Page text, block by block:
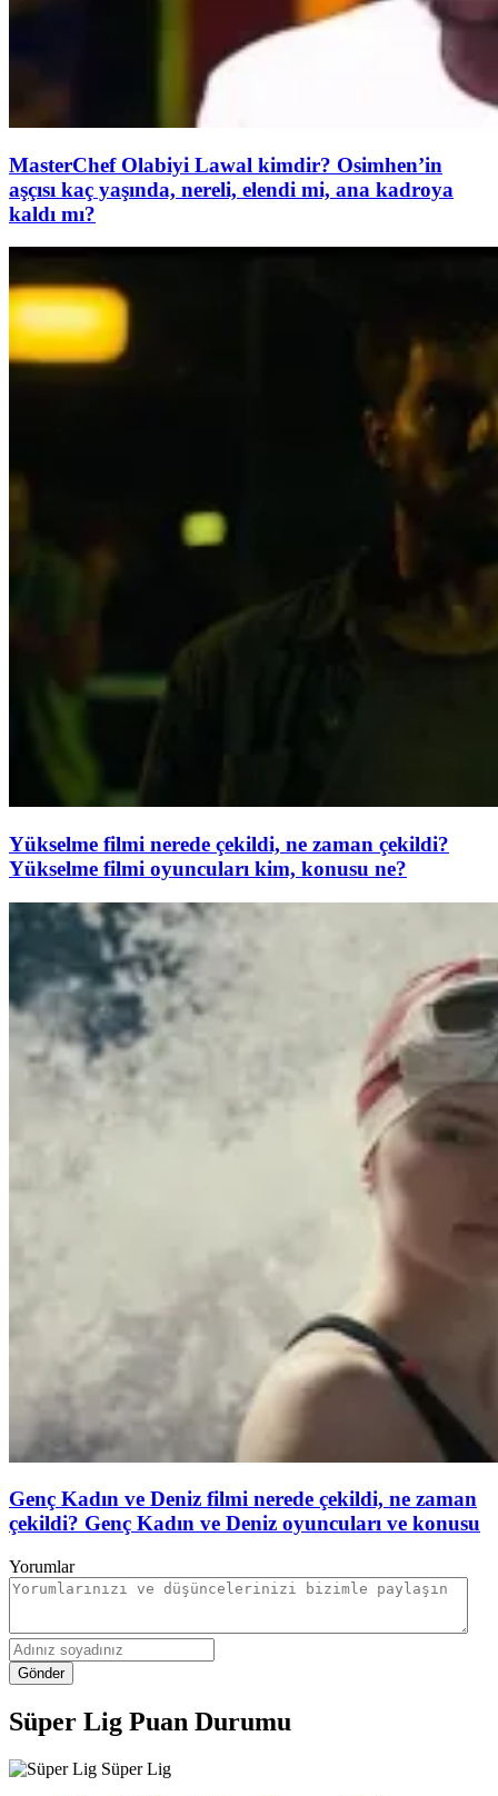
MasterChef Olabiyi Lawal kimdir? Osimhen’in
aşçısı kaç yaşında, nereli, elendi mi, ana kadroya
kaldı mı?
Yükselme filmi nerede çekildi, ne zaman çekildi?
Yükselme filmi oyuncuları kim, konusu ne?
Genç Kadın ve Deniz filmi nerede çekildi, ne zaman
çekildi? Genç Kadın ve Deniz oyuncuları ve konusu
Yorumlar
Gönder
Süper Lig Puan Durumu
Süper Lig